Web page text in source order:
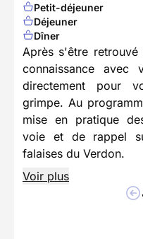
Petit-déjeuner
Déjeuner
Dîner
Après s'être
connaissance avec
directement pour
grimpe. Au
mise en pratique
voie et de rappel
falaises du Verdon.
Voir plus